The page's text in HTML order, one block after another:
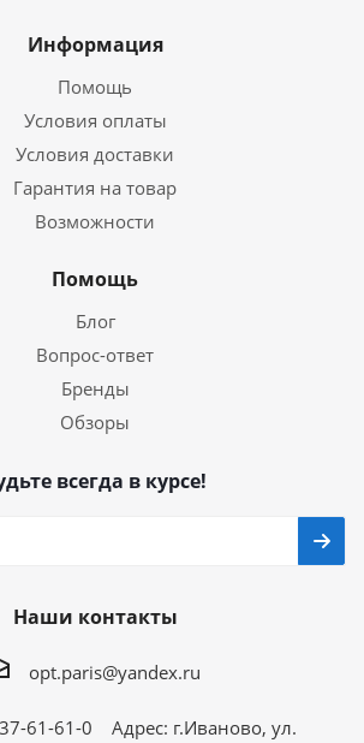
Информация
Помощь
Условия оплаты
Условия доставки
Гарантия на товар
Возможности
Помощь
Блог
Вопрос-ответ
Бренды
Обзоры
всегда в курсе!
Наши контакты
opt.paris@yandex.ru
61-61-0 Адрес: г.Иваново, ул.